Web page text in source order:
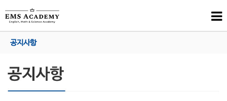
공지사항